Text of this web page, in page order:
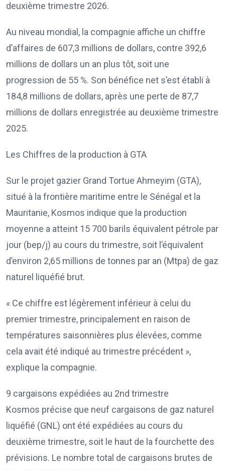
deuxième trimestre 2026.
Au niveau mondial, la compagnie affiche un chiffre
d’affaires de 607,3 millions de dollars, contre 392,6
millions de dollars un an plus tôt, soit une
progression de 55 %. Son bénéfice net s’est établi à
184,8 millions de dollars, après une perte de 87,7
millions de dollars enregistrée au deuxième trimestre
2025.
Les Chiffres de la production à GTA
Sur le projet gazier Grand Tortue Ahmeyim (GTA),
situé à la frontière maritime entre le Sénégal et la
Mauritanie, Kosmos indique que la production
moyenne a atteint 15 700 barils équivalent pétrole par
jour (bep/j) au cours du trimestre, soit l’équivalent
d’environ 2,65 millions de tonnes par an (Mtpa) de gaz
naturel liquéfié brut.
« Ce chiffre est légèrement inférieur à celui du
premier trimestre, principalement en raison de
températures saisonnières plus élevées, comme
cela avait été indiqué au trimestre précédent »,
explique la compagnie.
9 cargaisons expédiées au 2nd trimestre
Kosmos précise que neuf cargaisons de gaz naturel
liquéfié (GNL) ont été expédiées au cours du
deuxième trimestre, soit le haut de la fourchette des
prévisions. Le nombre total de cargaisons brutes de